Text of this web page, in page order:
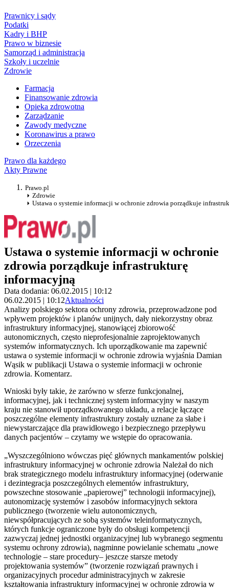
Prawnicy i sądy
Podatki
Kadry i BHP
Prawo w biznesie
Samorząd i administracja
Szkoły i uczelnie
Zdrowie
Farmacja
Finansowanie zdrowia
Opieka zdrowotna
Zarządzanie
Zawody medyczne
Koronawirus a prawo
Orzeczenia
Prawo dla każdego
Akty Prawne
Prawo.pl
Zdrowie
Ustawa o systemie informacji w ochronie zdrowia porządkuje
Ustawa o systemie informacji w ochronie
zdrowia porządkuje infrastrukturę
informacyjną
Data dodania: 06.02.2015 | 10:12
06.02.2015 | 10:12Aktualności
Analizy polskiego sektora ochrony zdrowia, przeprowadzone pod
wpływem projektów i planów unijnych, dały niekorzystny obraz
infrastruktury informacyjnej, stanowiącej zbiorowość
autonomicznych, często nieprofesjonalnie zaprojektowanych
systemów informatycznych. Ich uporządkowanie ma zapewnić
ustawa o systemie informacji w ochronie zdrowia wyjaśnia Damian
Wąsik w publikacji Ustawa o systemie informacji w ochronie
zdrowia. Komentarz.
Wnioski były takie, że zarówno w sferze funkcjonalnej,
informacyjnej, jak i technicznej system informacyjny w naszym
kraju nie stanowił uporządkowanego układu, a relacje łączące
poszczególne elementy infrastruktury zostały uznane za słabe i
niewystarczające dla prawidłowego i bezpiecznego przepływu
danych pacjentów – czytamy we wstępie do opracowania.
„Wyszczególniono wówczas pięć głównych mankamentów polskiej
infrastruktury informacyjnej w ochronie zdrowia Należał do nich
brak strategicznego modelu infrastruktury informacyjnej (oderwanie
i dezintegracja poszczególnych elementów infrastruktury,
powszechne stosowanie „papierowej” technologii informacyjnej),
autonomizację systemów i zasobów informacyjnych sektora
publicznego (tworzenie wielu autonomicznych,
niewspółpracujących ze sobą systemów teleinformatycznych,
których funkcje ograniczone były do obsługi kompetencji
zazwyczaj jednej jednostki organizacyjnej lub wybranego segmentu
systemu ochrony zdrowia), nagminne powielanie schematu „nowe
technologie – stare procedury– jeszcze starsze metody
projektowania systemów” (tworzenie rozwiązań prawnych i
organizacyjnych procedur administracyjnych w zakresie
kształtowania infrastruktury informacyjnej w ochronie zdrowia w